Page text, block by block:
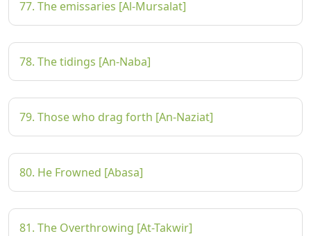
77. The emissaries [Al-Mursalat]
78. The tidings [An-Naba]
79. Those who drag forth [An-Naziat]
80. He Frowned [Abasa]
81. The Overthrowing [At-Takwir]